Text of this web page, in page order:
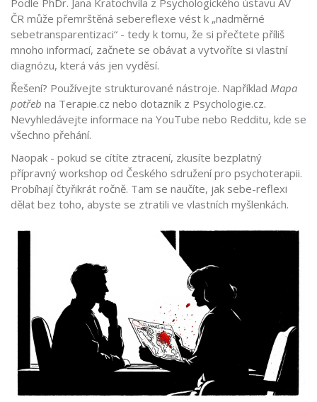
ČR může přemrštěná sebereflexe vést k „nadměrné
sebetransparentizaci“ - tedy k tomu, že si přečtete příliš
mnoho informací, začnete se obávat a vytvoříte si vlastní
diagnózu, která vás jen vyděsí.
Řešení? Používejte strukturované nástroje. Například Mapa
potřeb na Terapie.cz nebo dotazník z Psychologie.cz.
Nevyhledávejte informace na YouTube nebo Redditu, kde se
všechno přehání.
Naopak - pokud se cítíte ztracení, zkusíte bezplatný
přípravný workshop od Českého sdružení pro psychoterapii.
Probíhají čtyřikrát ročně. Tam se naučíte, jak sebe-reflexi
dělat bez toho, abyste se ztratili ve vlastních myšlenkách.